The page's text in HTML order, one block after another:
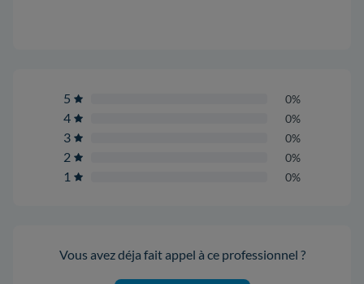
5 0%
4 0%
3 0%
2 0%
1 0%
Vous avez déja fait appel à ce professionnel ?